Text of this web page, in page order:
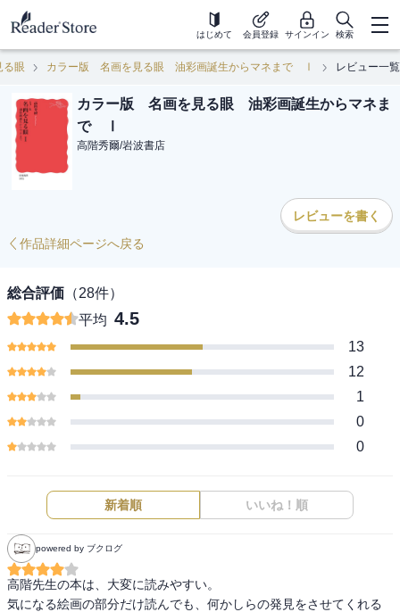
はじめて 会員登録 サインイン 検索
眼 カラー版 名画を見る眼 油彩画誕生からマネまで Ⅰ レビュー一覧
カラー版 名画を見る眼 油彩画誕生からマネま
で Ⅰ
高階秀爾/岩波書店
レビューを書く
作品詳細ページへ戻る
総合評価 （28件）
平均 4.5
13
12
1
0
0
新着順 いいね！順
powered by ブクログ
高階先生の本は、大変に読みやすい。
気になる絵画の部分だけ読んでも、何かしらの発見をさせてくれる